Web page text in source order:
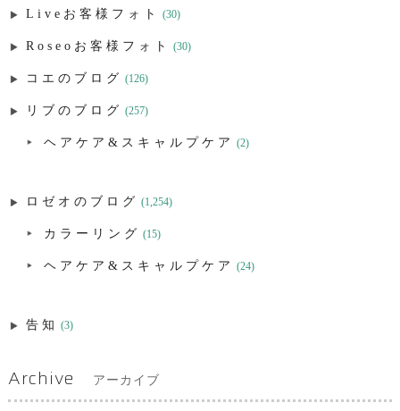
Liveお客様フォト (30)
Roseoお客様フォト (30)
コエのブログ (126)
リブのブログ (257)
ヘアケア&スキャルプケア (2)
ロゼオのブログ (1,254)
カラーリング (15)
ヘアケア&スキャルプケア (24)
告知 (3)
Archive アーカイブ